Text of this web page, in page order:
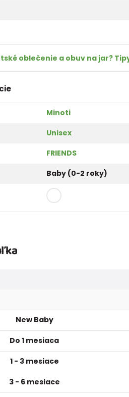
oblečenie a obuv na jar?
Minoti
Unisex
FRIENDS
Baby (0-2 roky)
New Baby
Do 1 mesiaca
1 - 3 mesiace
3 - 6 mesiace